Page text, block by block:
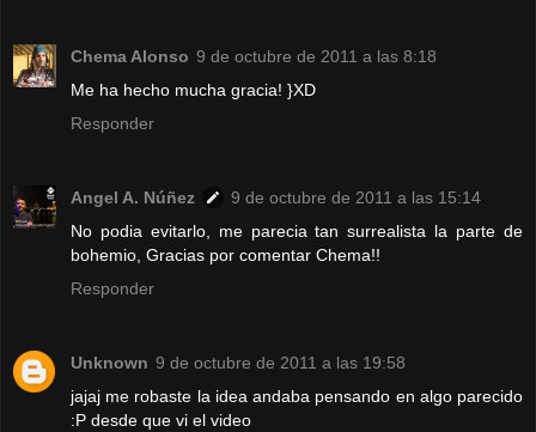
Chema Alonso 9 de octubre de 2011 a las 8:18
Me ha hecho mucha gracia! }XD
Responder
Angel A. Núñez
9 de octubre de 2011 a las 15:14
No podia evitarlo, me parecia tan surrealista la parte de
bohemio, Gracias por comentar Chema!!
Responder
Unknown 9 de octubre de 2011 a las 19:58
jajaj me robaste la idea andaba pensando en algo parecido
:P desde que vi el video